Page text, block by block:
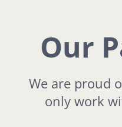
Our
We are proud
only work